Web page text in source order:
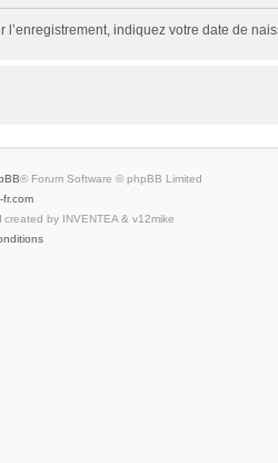
l’enregistrement, indiquez votre date de
® Forum Software © phpBB Limited
created by INVENTEA & v12mike